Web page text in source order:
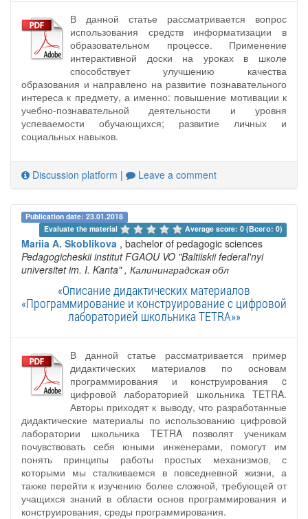
В данной статье рассматривается вопрос
использования средств информатизации в
образовательном процессе. Применение
интерактивной доски на уроках в школе
способствует улучшению качества
образования и направлено на развитие познавательного
интереса к предмету, а именно: повышение мотивации к
учебно-познавательной деятельности и уровня
успеваемости обучающихся; развитие личных и
социальных навыков.
Discussion platform | Leave a comment
Publication date: 23.01.2018
Evaluate the material
Average score: 0 (Всего: 0)
Mariia A. Skoblikova , bachelor of pedagogic sciences
Pedagogicheskii institut FGAOU VO "Baltiiskii federal'nyi
universitet im. I. Kanta" , Калининградская обл
«Описание дидактических материалов
«Программирование и конструирование с цифровой
лабораторией школьника TETRA»»
В данной статье рассматривается пример
дидактических материалов по основам
программирования и конструирования c
цифровой лабораторией школьника TETRA.
Авторы приходят к выводу, что разработанные
дидактические материалы по использованию цифровой
лаборатории школьника TETRA позволят ученикам
почувствовать себя юными инженерами, помогут им
понять принципы работы простых механизмов, с
которыми мы сталкиваемся в повседневной жизни, а
также перейти к изучению более сложной, требующей от
учащихся знаний в области основ программирования и
конструирования, среды программирования.